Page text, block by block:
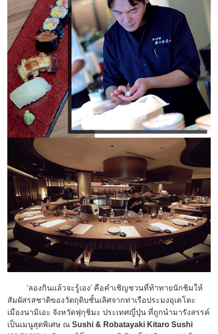
'ลองกินแล้วจะรู้เอง' คือคำเชิญชวนที่ท้าทายนักชิมให้
สัมผัสรสชาติของวัตถุดิบชั้นเลิศจากท่าเรือประมงอุเคโดะ
เมืองนามิเอะ จังหวัดฟุกุชิมะ ประเทศญี่ปุ่น ที่ถูกนำมารังสรรค์
เป็นเมนูสุดพิเศษ ณ Sushi & Robatayaki Kitaro Sushi